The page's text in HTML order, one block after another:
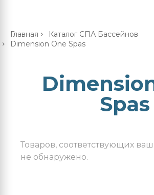
Главная
Каталог СПА Бассейнов
Dimension One Spas
Spas
Товаров, соответствующих
не обнаружено.